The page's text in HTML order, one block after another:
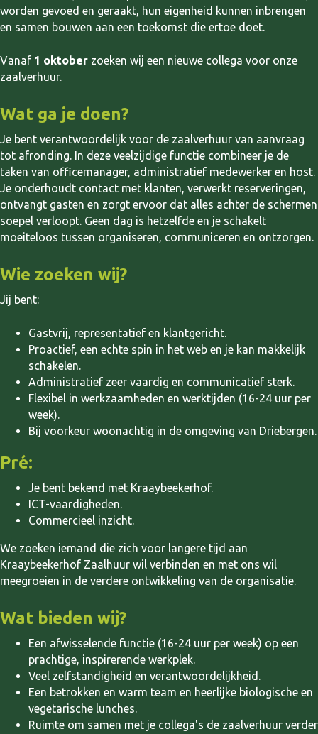
worden gevoed en geraakt, hun eigenheid kunnen inbrengen
en samen bouwen aan een toekomst die ertoe doet.
Vanaf 1 oktober zoeken wij een nieuwe collega voor onze
zaalverhuur.
Wat ga je doen?
Je bent verantwoordelijk voor de zaalverhuur van aanvraag
tot afronding. In deze veelzijdige functie combineer je de
taken van officemanager, administratief medewerker en host.
Je onderhoudt contact met klanten, verwerkt reserveringen,
ontvangt gasten en zorgt ervoor dat alles achter de schermen
soepel verloopt. Geen dag is hetzelfde en je schakelt
moeiteloos tussen organiseren, communiceren en ontzorgen.
Wie zoeken wij?
Jij bent:
Gastvrij, representatief en klantgericht.
Proactief, een echte spin in het web en je kan makkelijk
schakelen.
Administratief zeer vaardig en communicatief sterk.
Flexibel in werkzaamheden en werktijden (16-24 uur per
week).
Bij voorkeur woonachtig in de omgeving van Driebergen.
Pré:
Je bent bekend met Kraaybeekerhof.
ICT-vaardigheden.
Commercieel inzicht.
We zoeken iemand die zich voor langere tijd aan
Kraaybeekerhof Zaalhuur wil verbinden en met ons wil
meegroeien in de verdere ontwikkeling van de organisatie.
Wat bieden wij?
Een afwisselende functie (16-24 uur per week) op een
prachtige, inspirerende werkplek.
Veel zelfstandigheid en verantwoordelijkheid.
Een betrokken en warm team en heerlijke biologische en
vegetarische lunches.
Ruimte om samen met je collega's de zaalverhuur verder